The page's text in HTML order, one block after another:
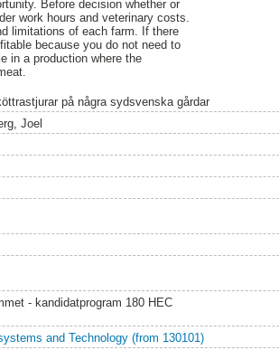
Before decision whether or
work hours and veterinary costs.
limitations of each farm. If there
because you do not need to
in a production where the
på några sydsvenska gårdar
Joel
- kandidatprogram 180 HEC
and Technology (from 130101)